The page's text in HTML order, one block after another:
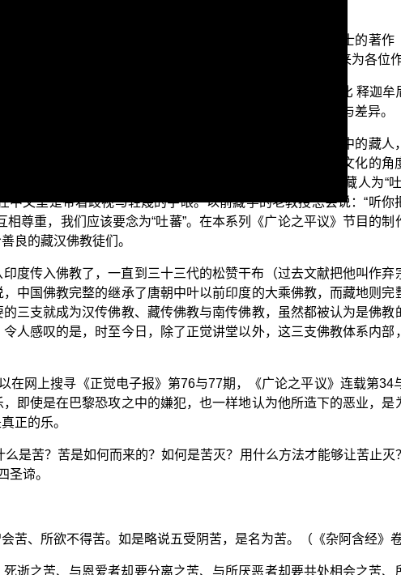
否？
乘菩提之常见外道法——广论”的节目，也就是本会正雄居士的著作
之一《菩提道次第广论》的内容，藉由正雄居士的著作，来为各位作
本著作，用简单易懂的说法，将其内容演述出来，并且对比 释迦牟
释迦世尊所教授的正统佛法，两者之间有着什么样的相同与差异。
接触来自于西藏所谓的“藏传佛教”。这几年许多华文世界中的藏人
心，汉族西边的宝藏之地，所以叫作西藏，这是以汉民族文化的角
所传入欧洲的，这一点早在中国唐朝以来，汉人就称藏人为“
中文里是带着歧视与轻蔑的字眼。以前藏学的老教授总会说：“听你
尊重，我们应该要念为“吐蕃”。在本系列《广论之平议》节目的制
良的藏汉佛教徒们。
度传入佛教了，一直到三十三代的松赞干布（过去文献把他叫作弃
中国佛教完整的继承了唐朝中叶以前印度的大乘佛教，而藏地则完
三支就成为汉传佛教、藏传佛教与南传佛教，虽然都被认为是佛教
人感叹的是，时至今日，除了正觉讲堂以外，这三支佛教体系内部
在网上搜寻《正觉电子报》第76与77期，《广论之平议》连载第34
即使是在巴黎恐攻之中的嫌犯，也一样地认为他所造下的恶业，是
正的乐。
是苦？苦是如何而来的？如何是苦灭？用什么方法才能够让苦止灭
圣谛。
苦、所欲不得苦。如是略说五受阴苦，是名为苦。（《杂阿含经》卷
逝之苦、与恩爱者却要分离之苦、与所厌恶者却要共处相会之苦、